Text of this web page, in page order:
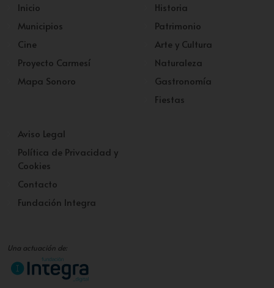
Inicio
Municipios
Cine
Proyecto Carmesí
Mapa Sonoro
Historia
Patrimonio
Arte y Cultura
Naturaleza
Gastronomía
Fiestas
Aviso Legal
Política de Privacidad y
Cookies
Contacto
Fundación Integra
Una actuación de: